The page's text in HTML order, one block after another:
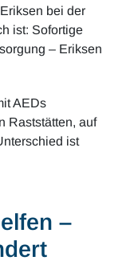
bei der
ist: Sofortige
– Eriksen
AEDs
Raststätten, auf
ist
–